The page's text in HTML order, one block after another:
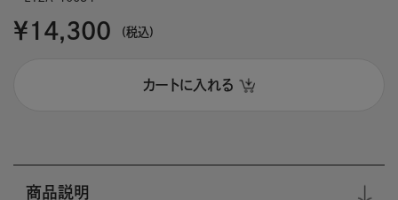
￥14,300 (税込)
カートに入れる
商品説明